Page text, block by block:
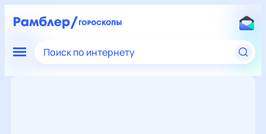
Поиск по интернету